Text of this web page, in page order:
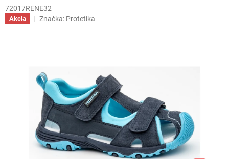
72017RENE32
Akcia Značka: Protetika